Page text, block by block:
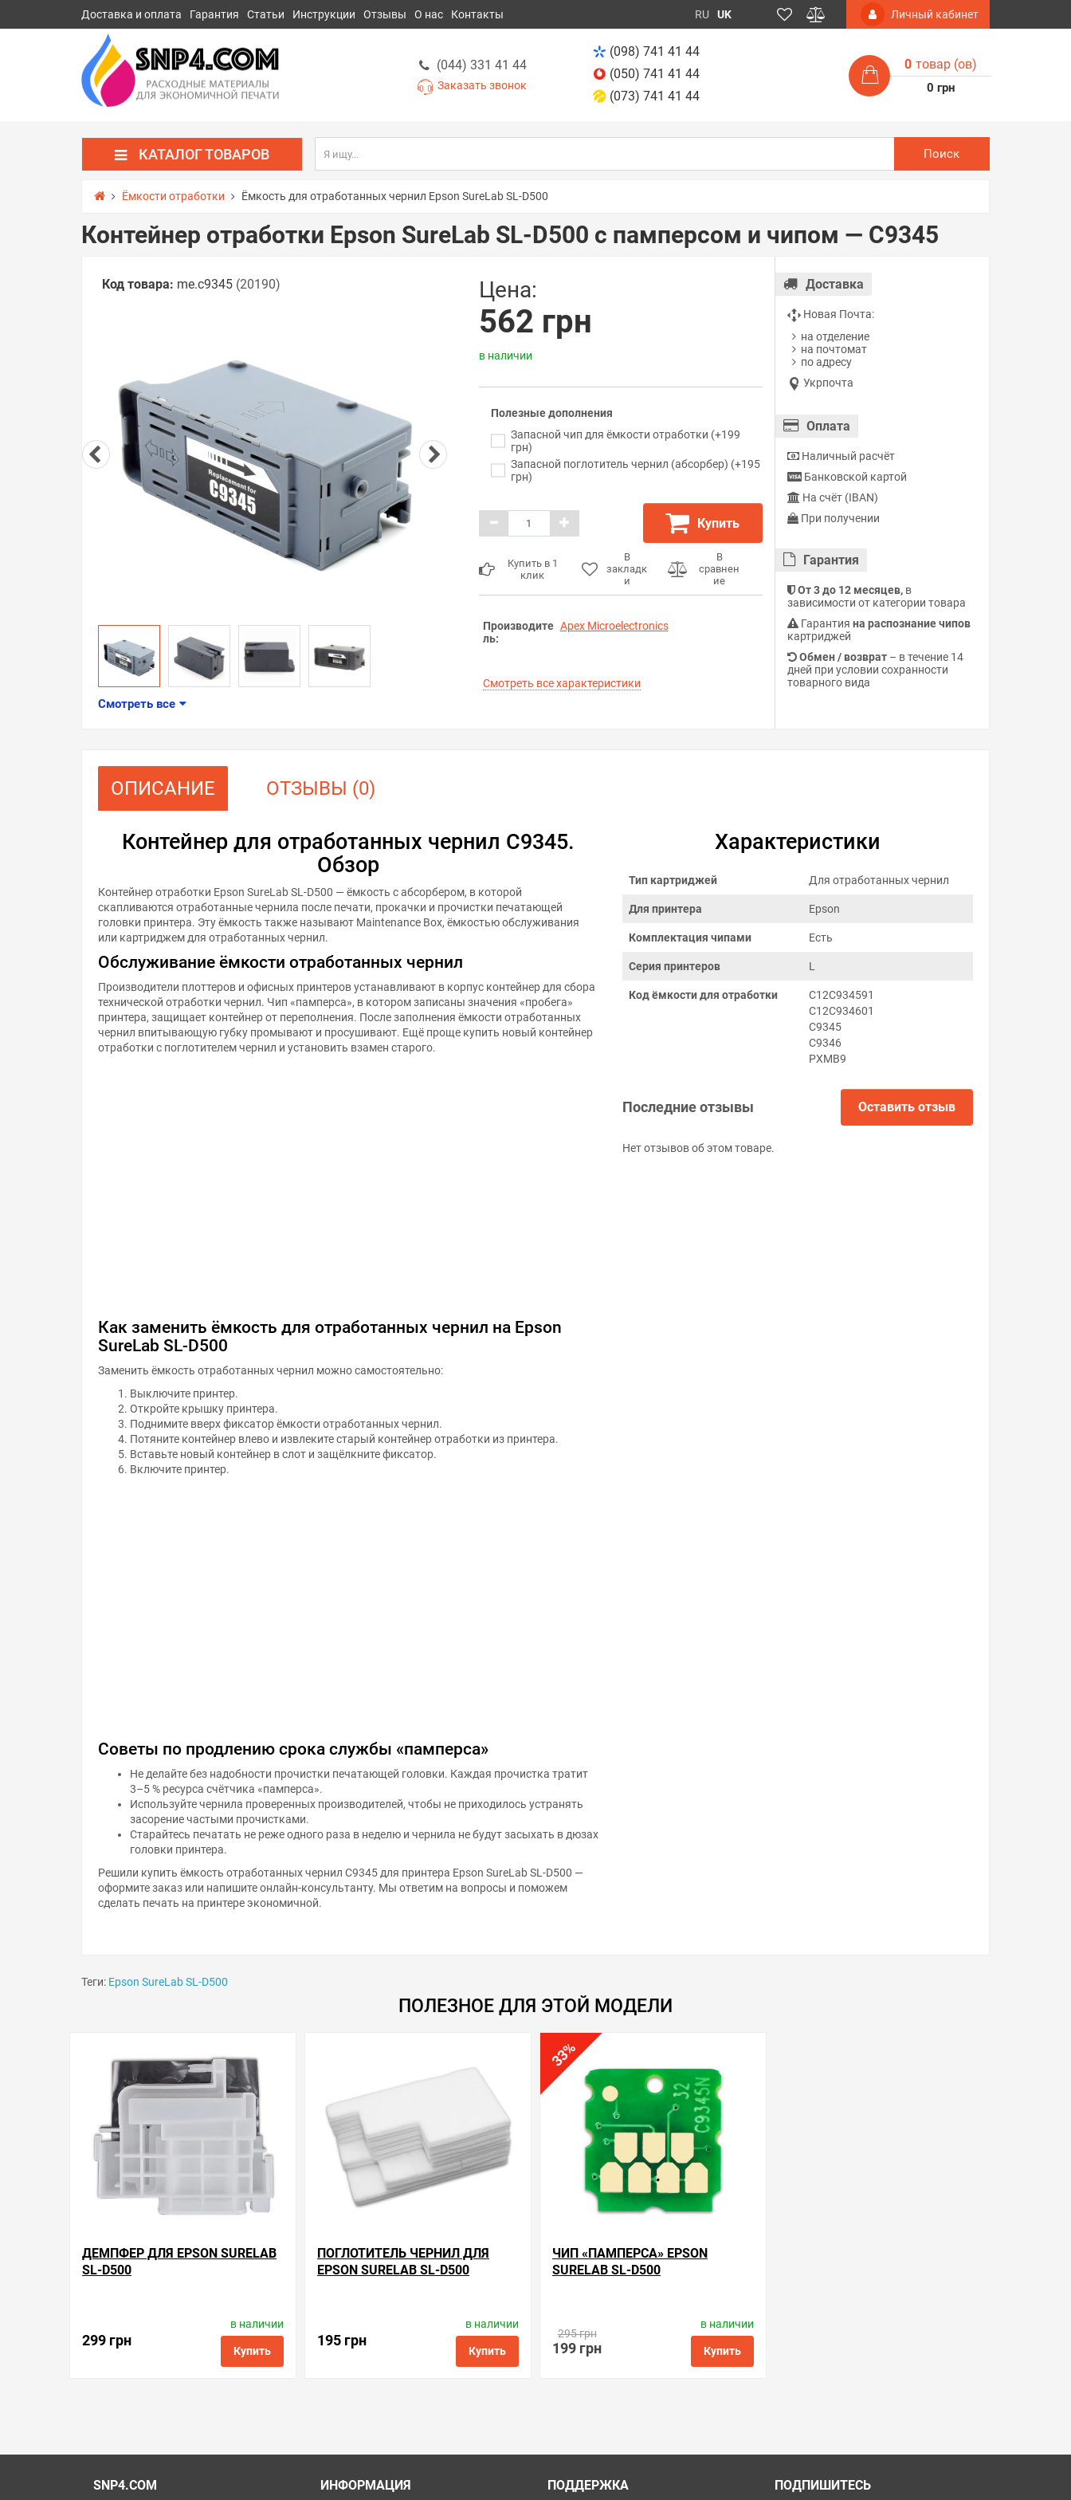
Доставка и оплата Гарантия Статьи Инструкции Отзывы О нас Контакты RU UK Личный кабинет
(044) 331 41 44
Заказать звонок
(098) 741 41 44
(050) 741 41 44
(073) 741 41 44
0 товар (ов)
0 грн
КАТАЛОГ ТОВАРОВ Поиск
Ёмкости отработки Ёмкость для отработанных чернил Epson SureLab SL-D500
Контейнер отработки Epson SureLab SL-D500 с памперсом и чипом — C9345
Код товара: me.c9345 (20190)
Смотреть все
Цена:
562 грн
в наличии
Полезные дополнения
Запасной чип для ёмкости отработки (+199
грн)
Запасной поглотитель чернил (абсорбер) (+195
грн)
Купить
Купить в 1
клик
В
закладк
и
В
сравнен
ие
Производите
ль:
Apex Microelectronics
Смотреть все характеристики
Доставка
Новая Почта:
на отделение
на почтомат
по адресу
Укрпочта
Оплата
Наличный расчёт
Банковской картой
На счёт (IBAN)
При получении
Гарантия
От 3 до 12 месяцев,в
зависимости от категории товара
Гарантия на распознание чипов
картриджей
Обмен / возврат– в течение 14
дней при условии сохранности
товарного вида
ОПИСАНИЕ ОТЗЫВЫ (0)
Контейнер для отработанных чернил C9345.
Обзор
Контейнер отработки Epson SureLab SL-D500 — ёмкость с абсорбером, в которой
скапливаются отработанные чернила после печати, прокачки и прочистки печатающей
головки принтера. Эту ёмкость также называют Maintenance Box, ёмкостью обслуживания
или картриджем для отработанных чернил.
Обслуживание ёмкости отработанных чернил
Производители плоттеров и офисных принтеров устанавливают в корпус контейнер для сбора
технической отработки чернил. Чип «памперса», в котором записаны значения «пробега»
принтера, защищает контейнер от переполнения. После заполнения ёмкости отработанных
чернил впитывающую губку промывают и просушивают. Ещё проще купить новый контейнер
отработки с поглотителем чернил и установить взамен старого.
Как заменить ёмкость для отработанных чернил на Epson
SureLab SL-D500
Заменить ёмкость отработанных чернил можно самостоятельно:
Выключите принтер.
Откройте крышку принтера.
Поднимите вверх фиксатор ёмкости отработанных чернил.
Потяните контейнер влево и извлеките старый контейнер отработки из принтера.
Вставьте новый контейнер в слот и защёлкните фиксатор.
Включите принтер.
Советы по продлению срока службы «памперса»
3–5 % ресурса счётчика «памперса».
Используйте чернила проверенных производителей, чтобы не приходилось устранять
засорение частыми прочистками.
Старайтесь печатать не реже одного раза в неделю и чернила не будут засыхать в дюзах
головки принтера.
оформите заказ или напишите онлайн-консультанту. Мы ответим на вопросы и поможем
сделать печать на принтере экономичной.
Характеристики
Тип картриджей Для отработанных чернил
Для принтера Epson
Комплектация чипами Есть
Серия принтеров L
Код ёмкости для отработки
C12C934591
C12C934601
C9345
C9346
PXMB9
Последние отзывы Оставить отзыв
Нет отзывов об этом товаре.
ПОЛЕЗНОЕ ДЛЯ ЭТОЙ МОДЕЛИ
ДЕМПФЕР ДЛЯ EPSON SURELAB
SL-D500
299 грн dmp.e.1714003
ПОГЛОТИТЕЛЬ ЧЕРНИЛ ДЛЯ
EPSON SURELAB SL-D500
195 грн ae.c9345
33
%
ЧИП «ПАМПЕРСА» EPSON
SURELAB SL-D500
199 грн
ce.c9345
SNP4.COM ИНФОРМАЦИЯ ПОДДЕРЖКА ПОДПИШИТЕСЬ